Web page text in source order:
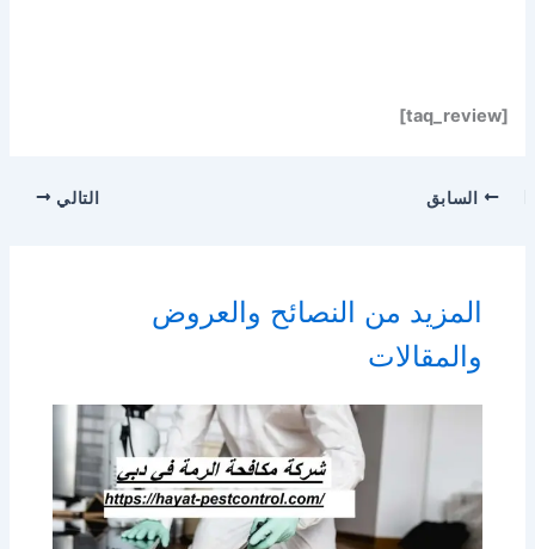
[taq_review]
السابق التالي
المزيد من النصائح والعروض
والمقالات